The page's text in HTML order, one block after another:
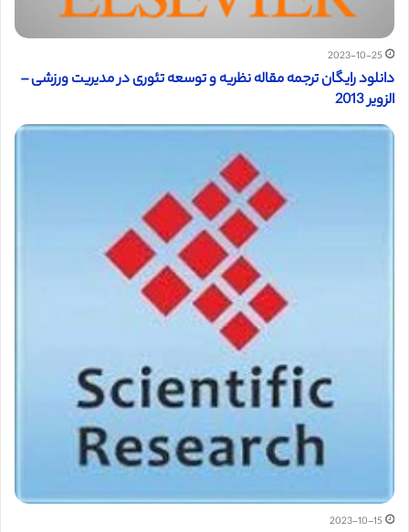
2023-10-25
دانلود رایگان ترجمه مقاله نظریه و توسعه تئوری در مدیریت ورزشی –
الزویر 2013
2023-10-15